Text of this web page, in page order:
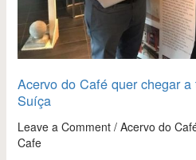
Acervo do Café quer chegar
Suíça
Leave a Comment / Acervo do
Cafe